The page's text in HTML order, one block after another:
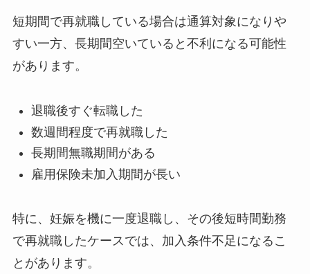
短期間で再就職している場合は通算対象になりや
すい一方、長期間空いていると不利になる可能性
があります。
退職後すぐ転職した
数週間程度で再就職した
長期間無職期間がある
雇用保険未加入期間が長い
特に、妊娠を機に一度退職し、その後短時間勤務
で再就職したケースでは、加入条件不足になるこ
とがあります。